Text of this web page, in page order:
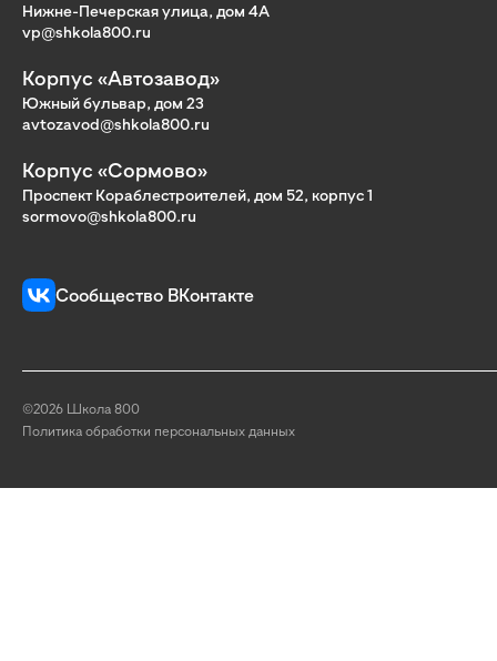
Нижне-Печерская улица, дом 4А
vp@shkola800.ru
Корпус «Автозавод»
Южный бульвар, дом 23
avtozavod@shkola800.ru
Корпус «Сормово»
Проспект Кораблестроителей, дом 52, корпус 1
sormovo@shkola800.ru
Сообщество ВКонтакте
©2026 Школа 800
Политика обработки персональных данных